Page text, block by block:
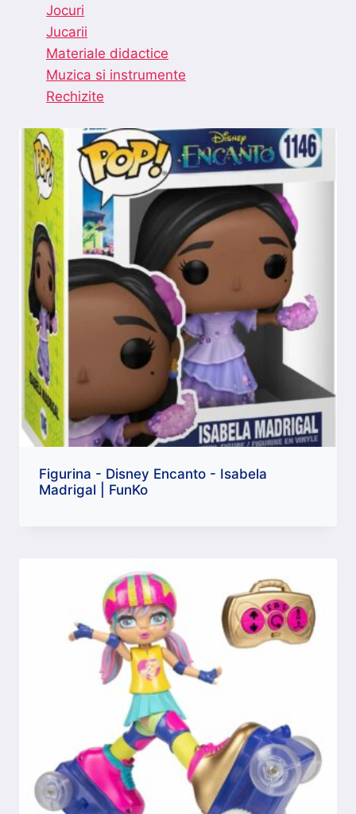
Jocuri
Jucarii
Materiale didactice
Muzica si instrumente
Rechizite
Figurina - Disney Encanto - Isabela
Madrigal | FunKo